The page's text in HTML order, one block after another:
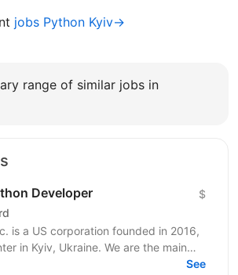
jobs Python Kyiv→
range of similar jobs in
Developer $
is a US corporation founded in 2016,
in Kyiv, Ukraine. We are the main
of the ThingsBoard...
See